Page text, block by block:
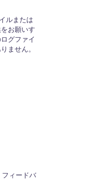
ルまたは
お願いす
グファイ
ません。
ィードバ